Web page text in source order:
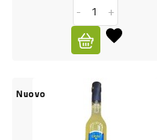
-
+
Nuovo